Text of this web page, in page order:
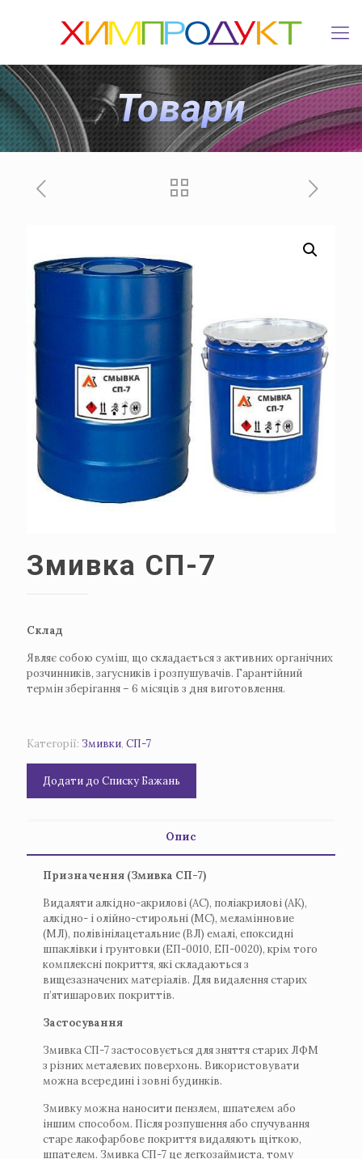
Товари
Змивка СП-7
Склад
Являє собою суміш, що складається з активних органічних
розчинників, загусників і розпушувачів. Гарантійний
термін зберігання – 6 місяців з дня виготовлення.
Категорії: Змивки, СП-7
Додати до Списку Бажань
Опис
Призначення (Змивка СП-7)
Видаляти алкідно-акрилові (АС), поліакрилові (АК),
алкідно- і олійно-стирольні (МС), меламінновие
(МЛ), полівінілацетальние (ВЛ) емалі, епоксидні
шпаклівки і грунтовки (ЕП-0010, ЕП-0020), крім того
комплексні покриття, які складаються з
вищезазначених матеріалів. Для видалення старих
п’ятишарових покриттів.
Застосування
Змивка СП-7 застосовується для зняття старих ЛФМ
з різних металевих поверхонь. Використовувати
можна всередині і зовні будинків.
Змивку можна наносити пензлем, шпателем або
іншим способом. Після розпушення або спучування
старе лакофарбове покриття видаляють щіткою,
шпателем. Змивка СП-7 це легкозаймиста, тому